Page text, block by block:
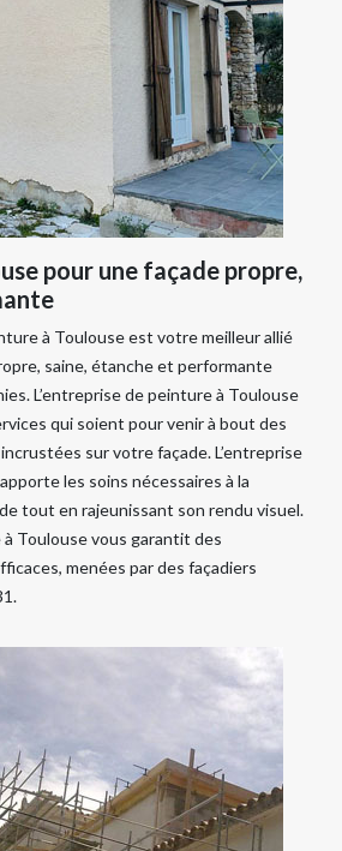
pour une façade propre,
à Toulouse est votre meilleur allié
saine, étanche et performante
L’entreprise de peinture à Toulouse
qui soient pour venir à bout des
sur votre façade. L’entreprise
les soins nécessaires à la
tout en rajeunissant son rendu visuel.
Toulouse vous garantit des
menées par des façadiers